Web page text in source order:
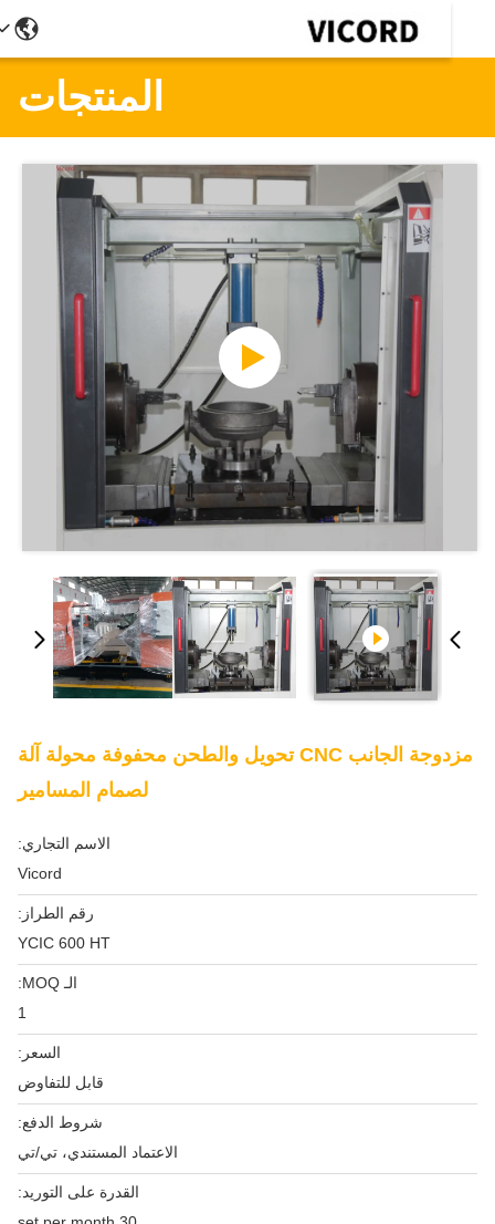
المنتجات
مزدوجة الجانب CNC تحويل والطحن محفوفة محولة آلة
لصمام المسامير
الاسم التجاري:
Vicord
رقم الطراز:
YCIC 600 HT
السعر:
قابل للتفاوض
شروط الدفع:
الاعتماد المستندي، تي/تي
القدرة على التوريد: